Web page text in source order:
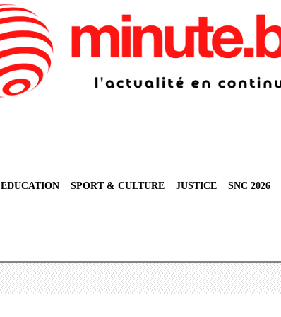
EDUCATION SPORT & CULTURE JUSTICE SNC 2026